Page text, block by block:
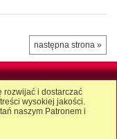
następna strona »
rozwijać i dostarczać
wysokiej jakości.
naszym Patronem i